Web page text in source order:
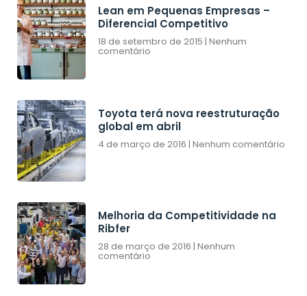
Lean em Pequenas Empresas –
Diferencial Competitivo
18 de setembro de 2015 Nenhum
comentário
Toyota terá nova reestruturação
global em abril
4 de março de 2016 Nenhum comentário
Melhoria da Competitividade na
Ribfer
28 de março de 2016 Nenhum
comentário